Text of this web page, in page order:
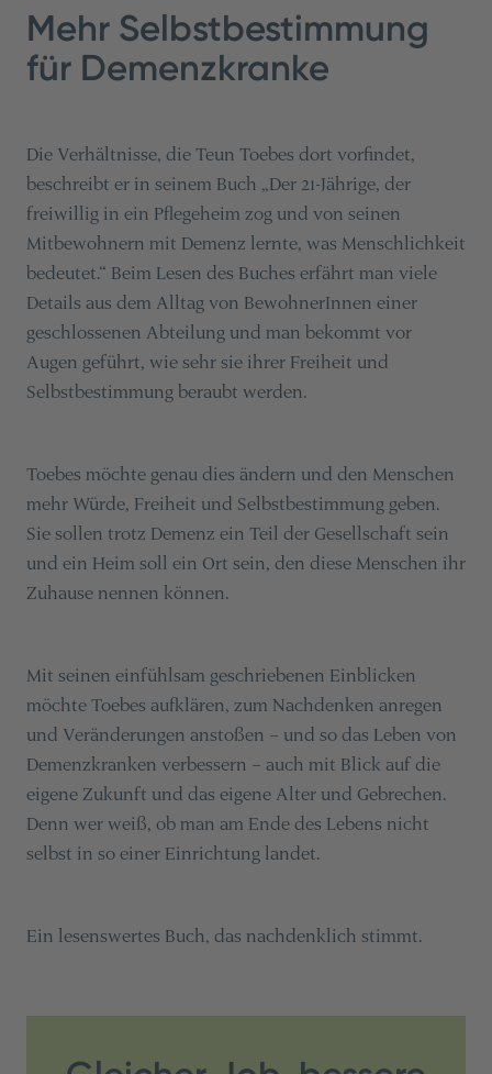
Mehr Selbstbestimmung
für Demenzkranke
Die Verhältnisse, die Teun Toebes dort vorfindet,
beschreibt er in seinem Buch „Der 21-Jährige, der
freiwillig in ein Pflegeheim zog und von seinen
Mitbewohnern mit Demenz lernte, was Menschlichkeit
bedeutet.“ Beim Lesen des Buches erfährt man viele
Details aus dem Alltag von BewohnerInnen einer
geschlossenen Abteilung und man bekommt vor
Augen geführt, wie sehr sie ihrer Freiheit und
Selbstbestimmung beraubt werden.
Toebes möchte genau dies ändern und den Menschen
mehr Würde, Freiheit und Selbstbestimmung geben.
Sie sollen trotz Demenz ein Teil der Gesellschaft sein
und ein Heim soll ein Ort sein, den diese Menschen ihr
Zuhause nennen können.
Mit seinen einfühlsam geschriebenen Einblicken
möchte Toebes aufklären, zum Nachdenken anregen
und Veränderungen anstoßen – und so das Leben von
Demenzkranken verbessern – auch mit Blick auf die
eigene Zukunft und das eigene Alter und Gebrechen.
Denn wer weiß, ob man am Ende des Lebens nicht
selbst in so einer Einrichtung landet.
Ein lesenswertes Buch, das nachdenklich stimmt.